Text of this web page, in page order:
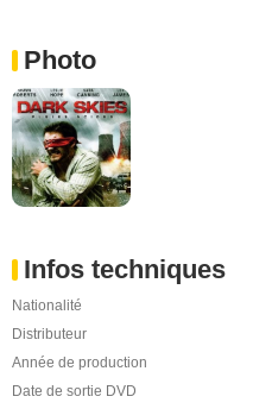
Photo
Infos techniques
Nationalité
Distributeur
Année de production
Date de sortie DVD